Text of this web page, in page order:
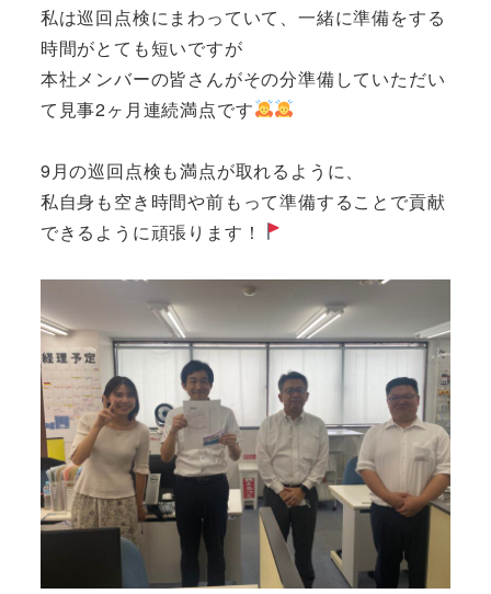
私は巡回点検にまわっていて、一緒に準備をする
時間がとても短いですが
本社メンバーの皆さんがその分準備していただい
て見事2ヶ月連続満点です
9月の巡回点検も満点が取れるように、
私自身も空き時間や前もって準備することで貢献
できるように頑張ります！